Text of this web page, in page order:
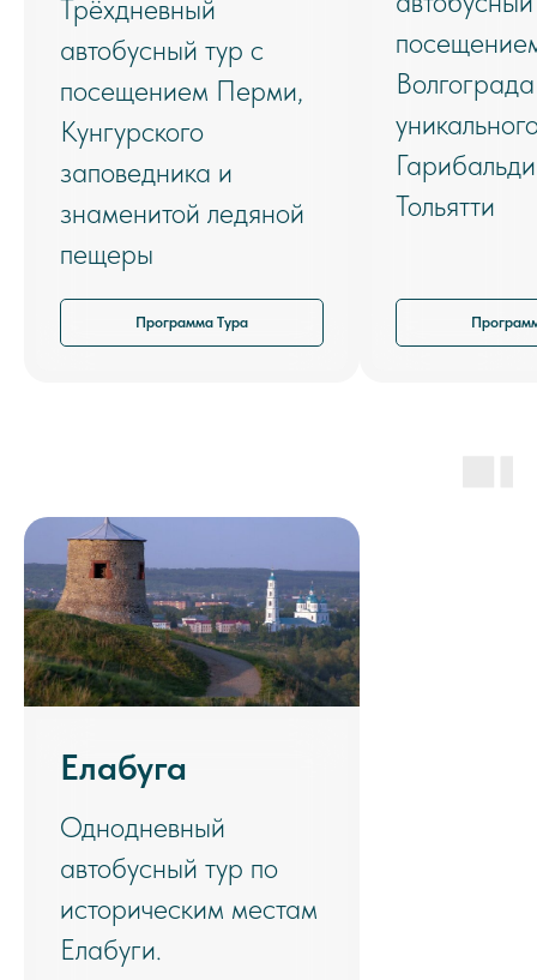
Трёхдневный
автобусный тур с
посещением Перми,
Кунгурского
заповедника и
знаменитой ледяной
пещеры
Программа Тура
Тольятти
Елабуга
Однодневный
автобусный тур по
историческим местам
Елабуги.